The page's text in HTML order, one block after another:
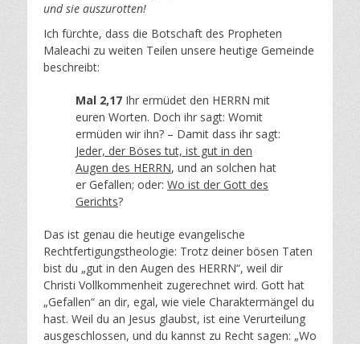
und sie auszurotten!
Ich fürchte, dass die Botschaft des Propheten
Maleachi zu weiten Teilen unsere heutige Gemeinde
beschreibt:
Mal 2,17 Ihr ermüdet den HERRN mit
euren Worten. Doch ihr sagt: Womit
ermüden wir ihn? – Damit dass ihr sagt:
Jeder, der Böses tut, ist gut in den
Augen des HERRN, und an solchen hat
er Gefallen; oder: Wo ist der Gott des
Gerichts?
Das ist genau die heutige evangelische
Rechtfertigungstheologie: Trotz deiner bösen Taten
bist du „gut in den Augen des HERRN“, weil dir
Christi Vollkommenheit zugerechnet wird. Gott hat
„Gefallen“ an dir, egal, wie viele Charaktermängel du
hast. Weil du an Jesus glaubst, ist eine Verurteilung
ausgeschlossen, und du kannst zu Recht sagen: „Wo